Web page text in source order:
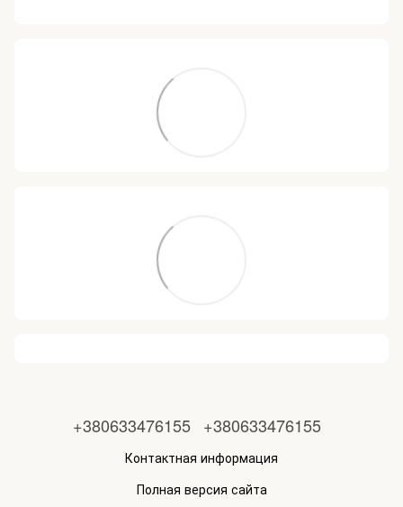
+380633476155 +380633476155
Контактная информация
Полная версия сайта